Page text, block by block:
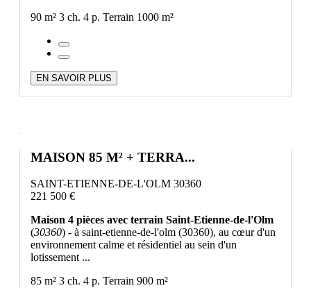
90 m² 3 ch. 4 p. Terrain 1000 m²
EN SAVOIR PLUS
MAISON 85 M² + TERRA...
SAINT-ETIENNE-DE-L'OLM 30360
221 500 €
Maison 4 pièces avec terrain Saint-Etienne-de-l'Olm
(30360) - à saint-etienne-de-l'olm (30360), au cœur d'un
environnement calme et résidentiel au sein d'un
lotissement ...
85 m² 3 ch. 4 p. Terrain 900 m²